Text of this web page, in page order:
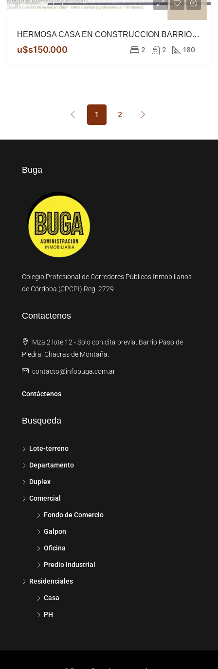
HERMOSA CASA EN CONSTRUCCION BARRIO PRIVADO LAS CAÑITAS
u$s150.000 2 2 180
1 2
Buga
Colegio Profesional de Corredores Públicos Inmobiliarios
de Córdoba (CPCPI) Reg. 2729
Contactenos
Mza 2 lote 12 - Solo con cita previa. Barrio Paso de
Piedra. Chacras de Montaña.
contacto@infobuga.com.ar
Contáctenos
Busqueda
Lote-terreno
Departamento
Duplex
Comercial
Fondo de Comercio
Galpon
Oficina
Predio Industrial
Residenciales
Casa
PH